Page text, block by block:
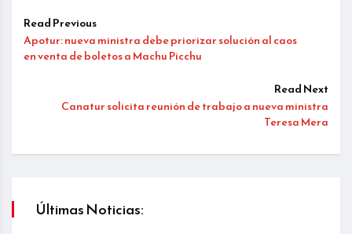
Read Previous
Apotur: nueva ministra debe priorizar solución al caos
en venta de boletos a Machu Picchu
Read Next
Canatur solicita reunión de trabajo a nueva ministra
Teresa Mera
Últimas Noticias: